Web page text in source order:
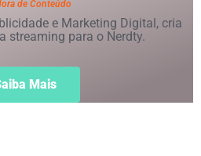
de Conteúdo
e Marketing Digital, cria
streaming para o Nerdty.
Mais